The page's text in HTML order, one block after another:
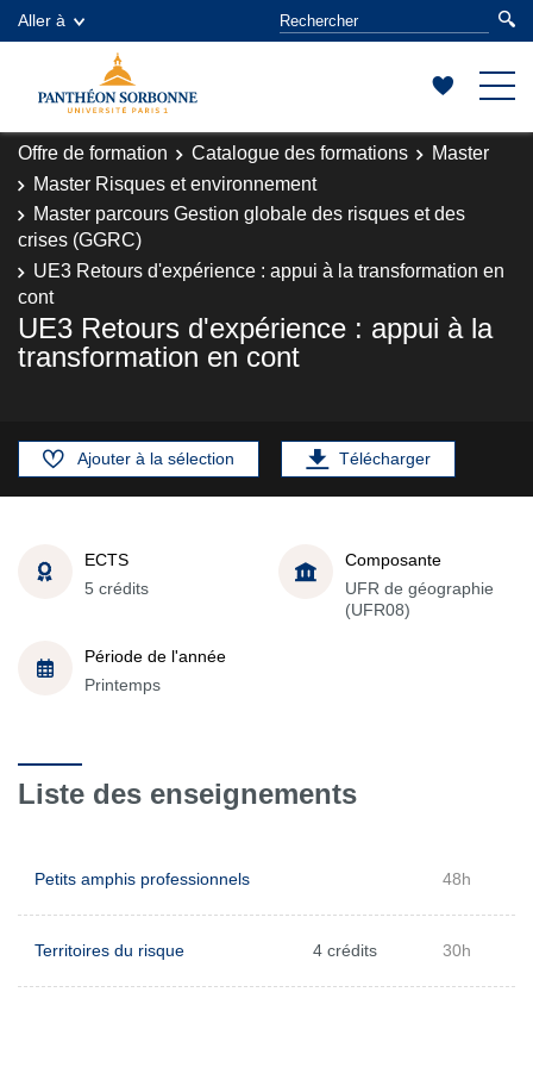
Aller à
Offre de formation Catalogue des formations
Master
Master Risques et environnement
Master parcours Gestion globale des risques et des
crises (GGRC)
UE3 Retours d'expérience : appui à la transformation en
cont
UE3 Retours d'expérience : appui à la
transformation en cont
Ajouter à la sélection Télécharger
ECTS
5 crédits
Composante
UFR de géographie
(UFR08)
Période de l'année
Printemps
Liste des enseignements
Petits amphis professionnels 48h
Territoires du risque 4 crédits 30h